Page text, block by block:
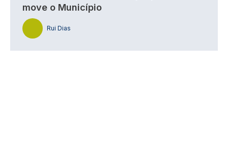
move o Município
Rui Dias